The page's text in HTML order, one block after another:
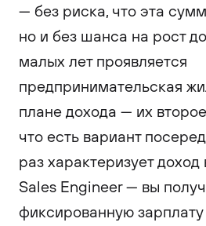
— без риска, что эта
но и без шанса на рост
малых лет проявляется
предпринимательская
плане дохода — их
что есть вариант
раз характеризует
Sales Engineer — вы
фиксированную